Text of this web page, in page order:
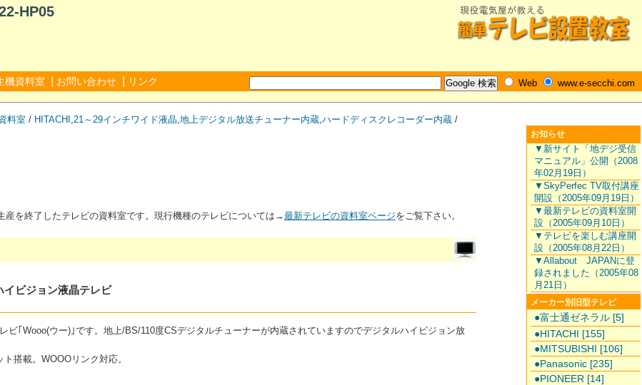
HP05
Web www.e-secchi.com
機資料室 お問い合わせ リンク
料室 / HITACHI ,21～29インチワイド液晶,地上デジタル放送チューナー内蔵,ハードディスクレコーダー内蔵 /
産を終了したテレビの資料室です。現行機種のテレビについては→最新テレビの資料室ページをご覧下さい。
イビジョン液晶テレビ
ビ｢Wooo(ウー)｣です。地上/BS/110度CSデジタルチューナーが内蔵されていますのでデジタルハイビジョン放
搭載。WOOOリンク対応。
お知らせ
▼新サイト「地デジ受信
マニュアル」公開（2008
年02月19日）
▼SkyPerfec TV取付講座
開設（2005年09月19日）
▼最新テレビの資料室開
設（2005年09月10日）
▼テレビを楽しむ講座開
設（2005年08月22日）
▼Allabout JAPANに登
録されました（2005年08
月21日）
メーカー別旧型テレビ
●富士通ゼネラル [5]
●HITACHI [155]
●MITSUBISHI [106]
●Panasonic [235]
●PIONEER [14]